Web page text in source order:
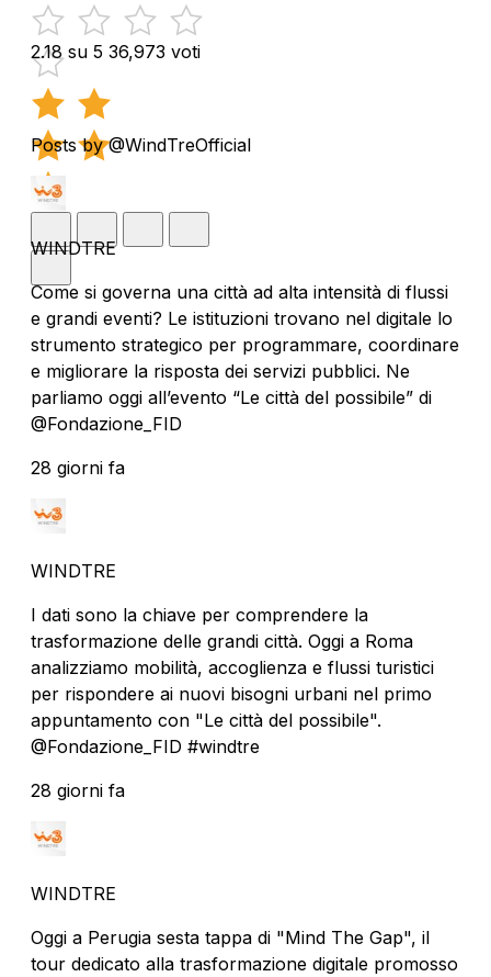
2.18 su 5 36,973 voti
Posts by @WindTreOfficial
WINDTRE
Come si governa una città ad alta intensità di flussi
e grandi eventi? Le istituzioni trovano nel digitale lo
strumento strategico per programmare, coordinare
e migliorare la risposta dei servizi pubblici. Ne
parliamo oggi all’evento “Le città del possibile” di
@Fondazione_FID
28 giorni fa
WINDTRE
I dati sono la chiave per comprendere la
trasformazione delle grandi città. Oggi a Roma
analizziamo mobilità, accoglienza e flussi turistici
per rispondere ai nuovi bisogni urbani nel primo
appuntamento con "Le città del possibile".
@Fondazione_FID #windtre
28 giorni fa
WINDTRE
Oggi a Perugia sesta tappa di "Mind The Gap", il
tour dedicato alla trasformazione digitale promosso